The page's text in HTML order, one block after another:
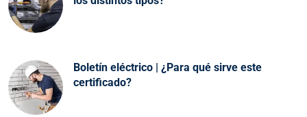
Boletín eléctrico | ¿Para qué sirve este
certificado?